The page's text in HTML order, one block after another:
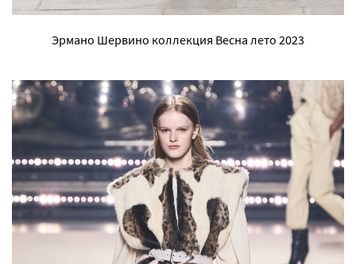
Эрмано Шервино коллекция Весна лето 2023